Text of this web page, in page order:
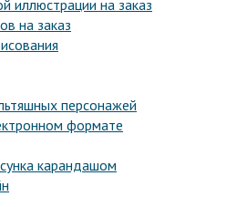
иллюстрации на заказ
на заказ
персонажей
формате
карандашом